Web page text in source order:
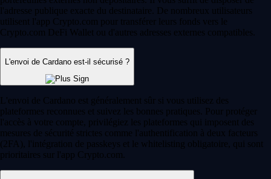
l'adresse publique exacte du destinataire. De nombreux utilisateurs
utilisent l'app Crypto.com pour transférer leurs fonds vers le
Crypto.com DeFi Wallet ou d'autres adresses externes compatibles.
L'envoi de Cardano est-il sécurisé ?
L'envoi de Cardano est généralement sûr si vous utilisez des
plateformes reconnues et suivez les bonnes pratiques. Pour protéger
l'accès à votre compte, privilégiez les plateformes qui imposent des
mesures de sécurité strictes comme l'authentification à deux facteurs
(2FA), l'intégration de passkeys et le whitelisting obligatoire, qui sont
prioritaires sur l'app Crypto.com.